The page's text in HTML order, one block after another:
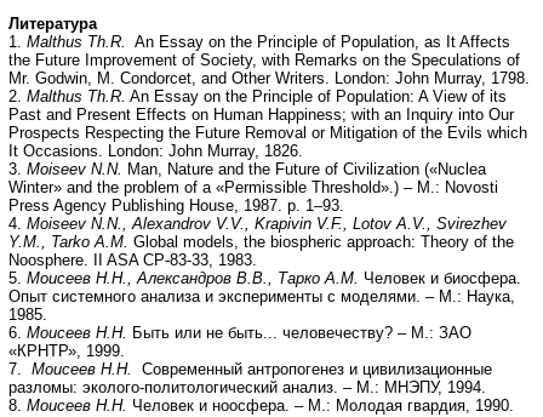
Литература
1. Malthus Th.R.
An Essay on the Principle of Population, as It Affects
the Future Improvement of Society, with Remarks on the Speculations of
Mr. Godwin, M. Condorcet, and Other Writers. London: John Murray, 1798.
2. Malthus Th.R. An Essay on the Principle of Population: A View of its
Past and Present Effects on Human Happiness; with an Inquiry into Our
Prospects Respecting the Future Removal or Mitigation of the Evils which
It Occasions. London: John Murray, 1826.
3. Moiseev N.N. Man, Nature and the Future of Civilization («Nuclea
Winter» and the problem of a «Permissible Threshold».) – M.: Novosti
Press Agency Publishing Housе, 1987. p. 1–93.
4. Moiseev N.N., Alexandrov V.V., Krapivin V.F., Lotov A.V., Svirezhev
Y.M., Tarko A.M. Global models, the biospheric approach: Theory of the
Noosphere. II ASA CP-83-33, 1983.
5. Моисеев Н.Н., Александров В.В., Тарко А.М. Человек и биосфера.
Опыт системного анализа и эксперименты с моделями. – М.: Наука,
1985.
6. Моисеев Н.Н. Быть или не быть... человечеству? – М.: ЗАО
«КРНТР», 1999.
7. Моисеев Н.Н.
Современный антропогенез и цивилизационные
разломы: эколого-политологический анализ. – М.: МНЭПУ, 1994.
8. Моисеев Н.Н. Человек и ноосфера. – М.: Молодая гвардия, 1990.